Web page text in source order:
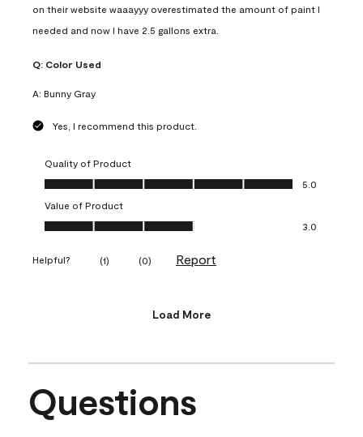
on their website waaayyy overestimated the amount of paint I
needed and now I have 2.5 gallons extra.
Q: Color Used
A: Bunny Gray
Yes, I recommend this product.
Quality of Product
Quality of Product, 5.0 out of 5
5.0
Value of Product
Value of Product, 3.0 out of 5
3.0
Helpful? (1) (0) Report
Load More
Questions